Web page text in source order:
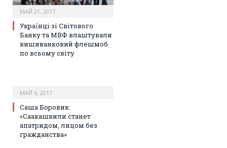
МАЙ 21, 2017
Українці зі Світового
Банку та МВФ влаштували
вишиванковий флешмоб
по всьому світу
МАЙ 6, 2017
Саша Боровик:
«Саакашвили станет
апатридом, лицом без
гражданства»